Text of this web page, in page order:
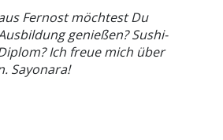
Fernost möchtest Du
genießen? Sushi-
Ich freue mich über
Sayonara!